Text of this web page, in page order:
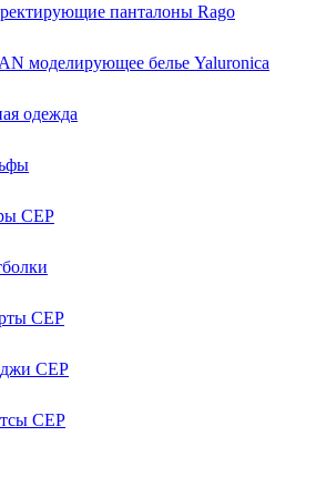
панталоны Rago
моделирующее белье Yaluroniсa
одежда
CEP
CEP
CEP
CEP